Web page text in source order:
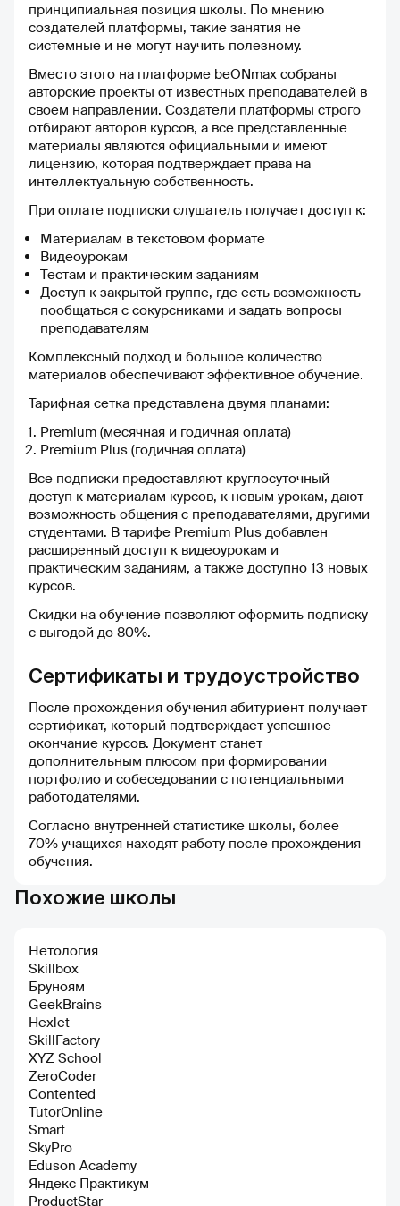
принципиальная позиция школы. По мнению
создателей платформы, такие занятия не
системные и не могут научить полезному.
Вместо этого на платформе beONmax собраны
авторские проекты от известных преподавателей в
своем направлении. Создатели платформы строго
отбирают авторов курсов, а все представленные
материалы являются официальными и имеют
лицензию, которая подтверждает права на
интеллектуальную собственность.
При оплате подписки слушатель получает доступ к:
Материалам в текстовом формате
Видеоурокам
Тестам и практическим заданиям
Доступ к закрытой группе, где есть возможность
пообщаться с сокурсниками и задать вопросы
преподавателям
Комплексный подход и большое количество
материалов обеспечивают эффективное обучение.
Тарифная сетка представлена двумя планами:
Premium (месячная и годичная оплата)
Premium Plus (годичная оплата)
Все подписки предоставляют круглосуточный
доступ к материалам курсов, к новым урокам, дают
возможность общения с преподавателями, другими
студентами. В тарифе Premium Plus добавлен
расширенный доступ к видеоурокам и
практическим заданиям, а также доступно 13 новых
курсов.
Скидки на обучение позволяют оформить подписку
с выгодой до 80%.
Сертификаты и трудоустройство
После прохождения обучения абитуриент получает
сертификат, который подтверждает успешное
окончание курсов. Документ станет
дополнительным плюсом при формировании
портфолио и собеседовании с потенциальными
работодателями.
Согласно внутренней статистике школы, более
70% учащихся находят работу после прохождения
обучения.
Похожие школы
Нетология
Skillbox
Бруноям
GeekBrains
Hexlet
SkillFactory
XYZ School
ZeroCoder
Contented
TutorOnline
Smart
SkyPro
Eduson Academy
Яндекс Практикум
ProductStar